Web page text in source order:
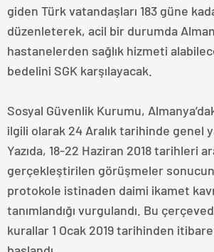
giden Türk vatandaşları 183 güne
düzenleterek, acil bir durumda
hastanelerden sağlık hizmeti
bedelini SGK karşılayacak.
Sosyal Güvenlik Kurumu,
ilgili olarak 24 Aralık tarihinde genel
Yazıda, 18-22 Haziran 2018 tarihleri
gerçekleştirilen görüşmeler
protokole istinaden daimi ikamet
tanımlandığı vurgulandı. Bu
kurallar 1 Ocak 2019 tarihinden